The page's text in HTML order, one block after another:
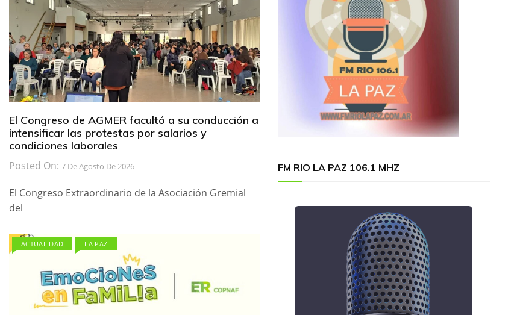
El Congreso de AGMER facultó a su conducción a
intensificar las protestas por salarios y
condiciones laborales
Posted On: 7 De Agosto De 2026
El Congreso Extraordinario de la Asociación Gremial
del
ACTUALIDAD LA PAZ
FM RIO LA PAZ 106.1 MHZ